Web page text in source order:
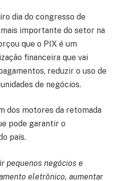
dia do congresso de
importante do setor na
que o PIX é um
financeira que vai
reduzir o uso de
de negócios.
dos motores da retomada
pode garantir o
país.
pequenos negócios e
eletrônico, aumentar